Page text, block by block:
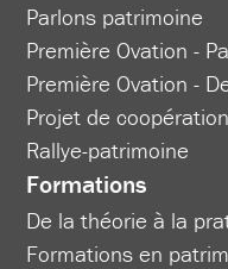
Parlons patrimoine
Première Ovation -
Première Ovation -
Projet de coopération
Rallye-patrimoine
Formations
De la théorie à la
Formations en